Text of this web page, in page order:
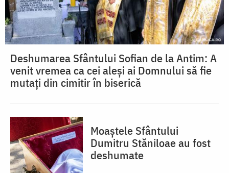
Deshumarea Sfântului Sofian de la Antim: A
venit vremea ca cei aleși ai Domnului să fie
mutați din cimitir în biserică
Moaștele Sfântului
Dumitru Stăniloae au fost
deshumate